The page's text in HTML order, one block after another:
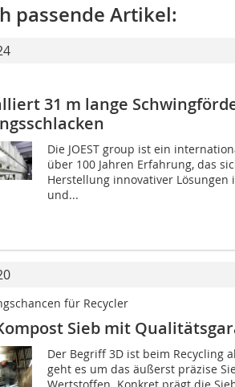
passende Artikel:
31 m lange
Die JOEST group ist ein
über 100 Jahren Erfahrung, das
Herstellung innovativer Lösungen
und...
für Recycler
Sieb mit
Der Begriff 3D ist beim Recycling
geht es um das äußerst präzise